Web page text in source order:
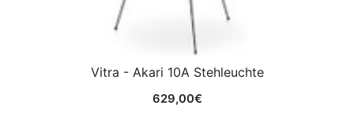
Vitra - Akari 10A Stehleuchte
629,00€